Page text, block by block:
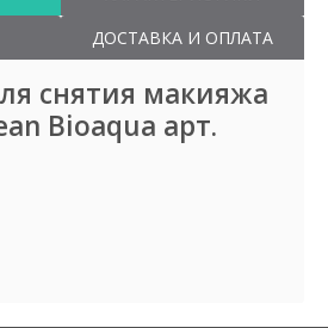
ДОСТАВКА И ОПЛАТА
снятия макияжа
Bioaqua арт.